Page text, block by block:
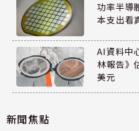
功率半導
本支出看
AI資料中
林報告》
美元
新聞焦點